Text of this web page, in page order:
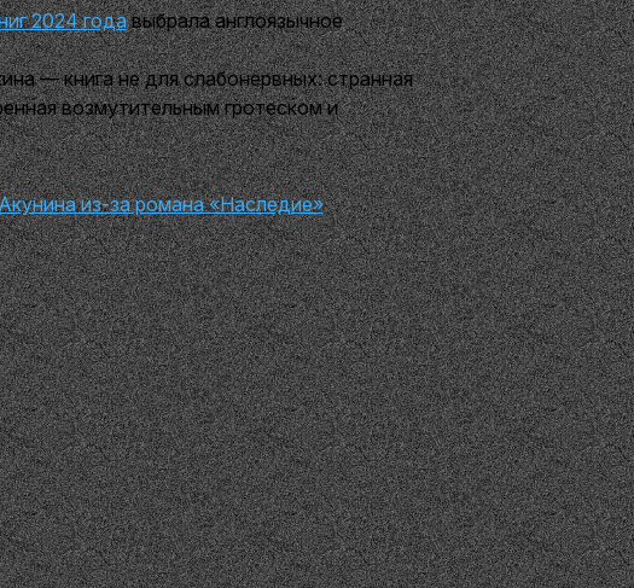
2024 годавыбрала англоязычное
— книга не для слабонервных: странная
возмутительным гротеском и
из-за романа «Наследие»